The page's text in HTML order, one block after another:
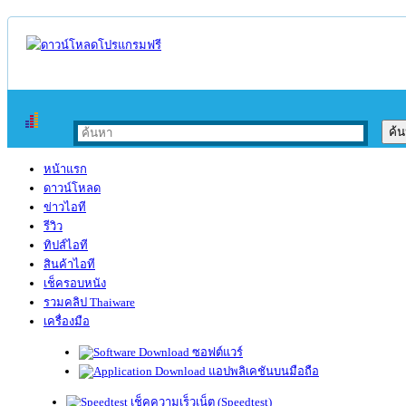
หน้าแรก
ดาวน์โหลด
ข่าวไอที
รีวิว
ทิปส์ไอที
สินค้าไอที
เช็ครอบหนัง
รวมคลิป Thaiware
เครื่องมือ
ซอฟต์แวร์
แอปพลิเคชันบนมือถือ
เช็คความเร็วเน็ต (Speedtest)